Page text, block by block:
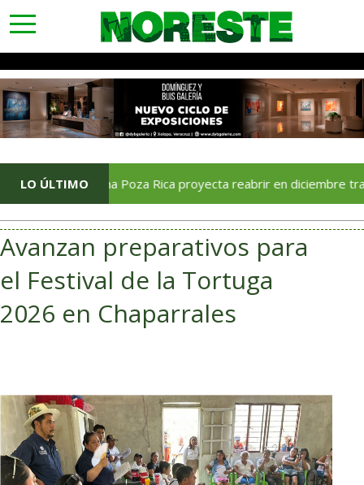
toggle
navigation
LO ÚLTIMO
Soriana Poza Rica proyecta reabrir en diciembre tras avance
Avanzan preparativos para
el Festival de la Tortuga
2026 en Chaparrales